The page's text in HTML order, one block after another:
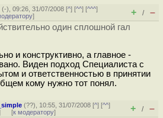
(-), 09:26, 31/07/2008 [^] [^^] [^^^]
] + / –
один сплошной гал
и конструктивно, а главное -
Виден подход Специалиста с
и ответственностью в принятии
кому нужно тот понял.
(??), 10:55, 31/07/2008 [^] [^^]
[к модератору] + / –